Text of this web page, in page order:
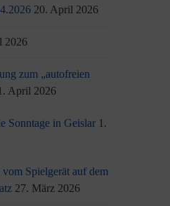
20. April 2026
2026
zum „autofreien
April 2026
Sonntage in Geislar 1.
Spielgerät auf dem
27. März 2026